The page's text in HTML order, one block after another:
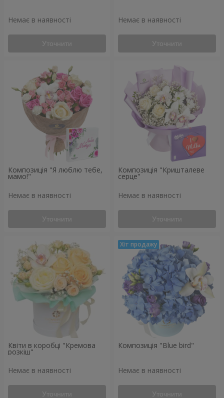
Немає в наявності
Уточнити
Немає в наявності
Уточнити
Композиція "Я люблю тебе,
мамо!"
Немає в наявності
Уточнити
Композиція "Кришталеве
серце"
Немає в наявності
Уточнити
Квіти в коробці "Кремова
розкіш"
Немає в наявності
Уточнити
Композиція "Blue bird"
Немає в наявності
Уточнити